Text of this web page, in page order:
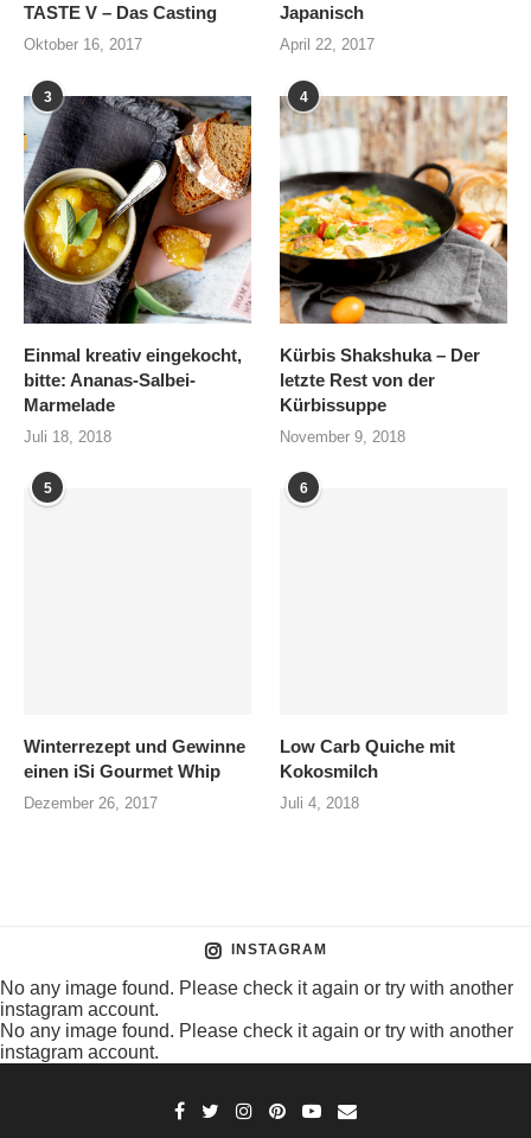
TASTE V – Das Casting
Oktober 16, 2017
Japanisch
April 22, 2017
3
Einmal kreativ eingekocht,
bitte: Ananas-Salbei-
Marmelade
Juli 18, 2018
4
Kürbis Shakshuka – Der
letzte Rest von der
Kürbissuppe
November 9, 2018
5
Winterrezept und Gewinne
einen iSi Gourmet Whip
Dezember 26, 2017
6
Low Carb Quiche mit
Kokosmilch
Juli 4, 2018
INSTAGRAM
No any image found. Please check it again or try with another
instagram account.
No any image found. Please check it again or try with another
instagram account.